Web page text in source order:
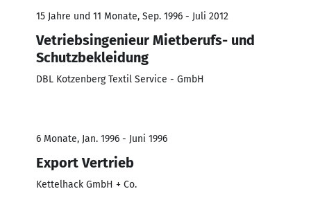
15 Jahre und 11 Monate, Sep. 1996 - Juli 2012
Vetriebsingenieur Mietberufs- und
Schutzbekleidung
DBL Kotzenberg Textil Service - GmbH
6 Monate, Jan. 1996 - Juni 1996
Export Vertrieb
Kettelhack GmbH + Co.